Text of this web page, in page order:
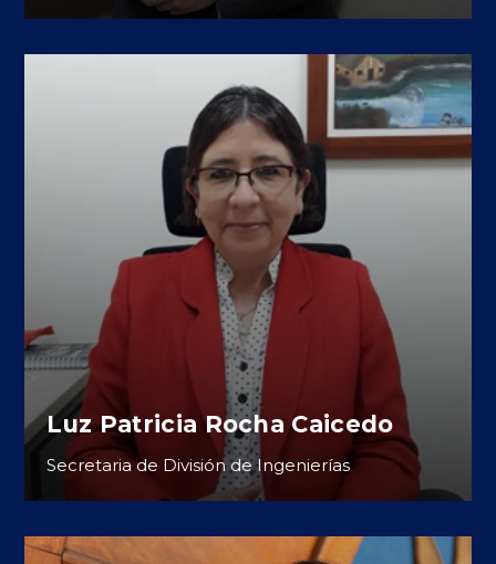
Luz Patricia Rocha Caicedo
Secretaria de División de Ingenierías